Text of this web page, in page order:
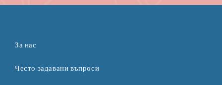
За нас
Често задавани въпроси